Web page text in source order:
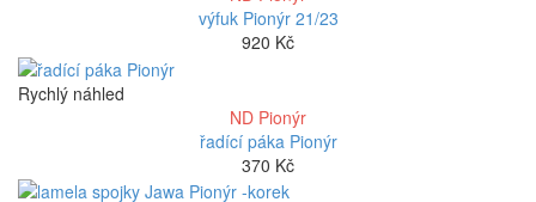
výfuk Pionýr 21/23
920 Kč
Rychlý náhled
ND Pionýr
řadící páka Pionýr
370 Kč